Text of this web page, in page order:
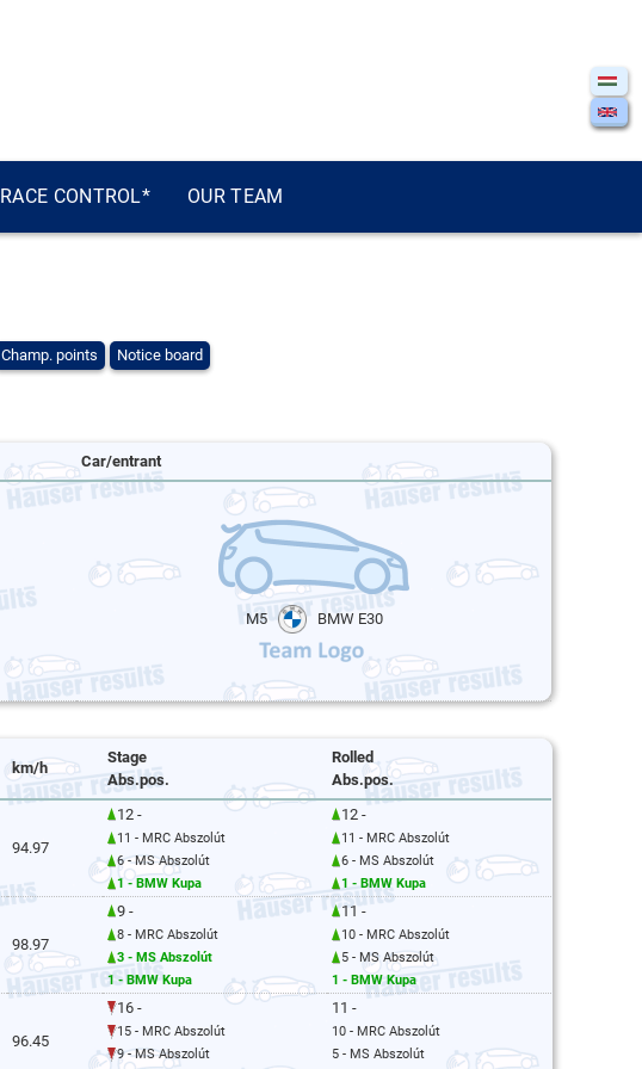
RACE CONTROL* OUR TEAM
Champ. points Notice board
Car/entrant
M5 BMW E30
km/h
Stage
Abs.pos.
Rolled
Abs.pos.
94.97
12 -
11 - MRC Abszolút
6 - MS Abszolút
1 - BMW Kupa
12 -
11 - MRC Abszolút
6 - MS Abszolút
1 - BMW Kupa
98.97
9 -
8 - MRC Abszolút
3 - MS Abszolút
1 - BMW Kupa
11 -
10 - MRC Abszolút
5 - MS Abszolút
1 - BMW Kupa
96.45
16 -
15 - MRC Abszolút
9 - MS Abszolút
11 -
10 - MRC Abszolút
5 - MS Abszolút